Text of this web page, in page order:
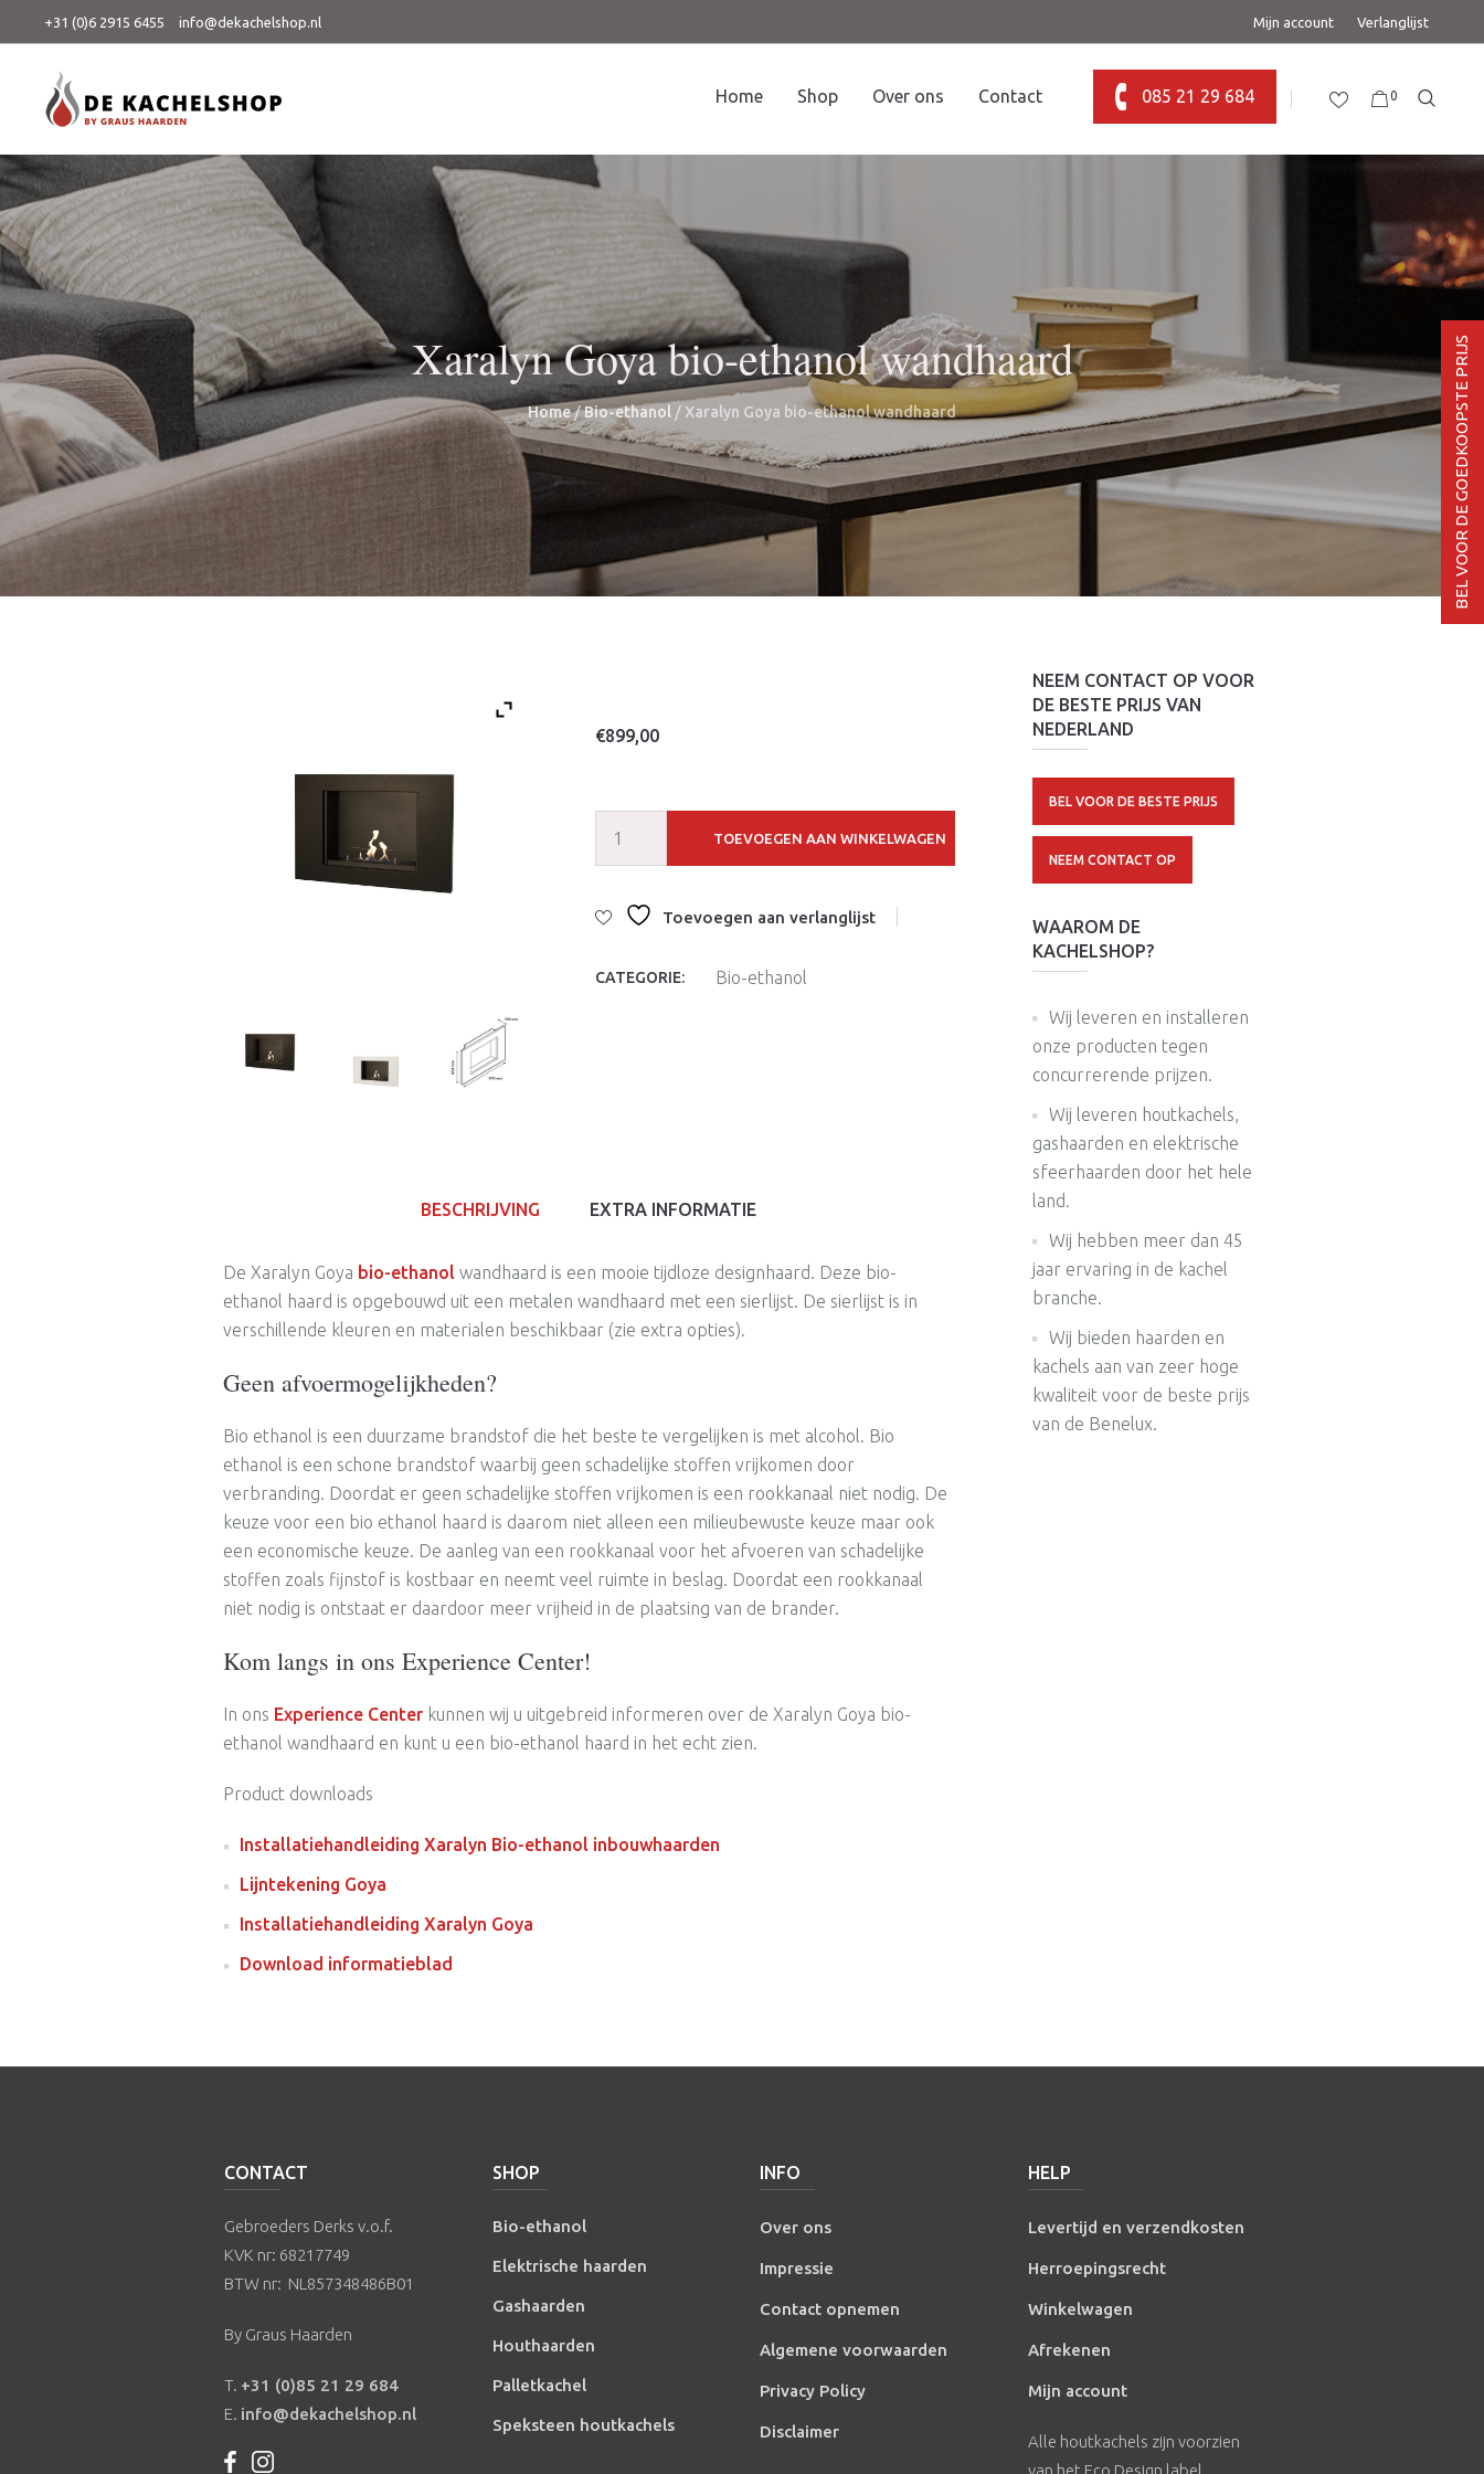
Mijn account Verlanglijst
+31 (0)6 2915 6455 info@dekachelshop.nl
0
Home Shop Over ons Contact 085 21 29 684
Xaralyn Goya bio-ethanol wandhaard
Home/Bio-ethanol / Xaralyn Goya bio-ethanol wandhaard
€899,00
TOEVOEGEN AAN WINKELWAGEN
Toevoegen aan verlanglijst
CATEGORIE: Bio-ethanol
BESCHRIJVING EXTRA INFORMATIE
De Xaralyn Goya bio-ethanol wandhaard is een mooie tijdloze designhaard. Deze bio-
ethanol haard is opgebouwd uit een metalen wandhaard met een sierlijst. De sierlijst is in
verschillende kleuren en materialen beschikbaar (zie extra opties).
Geen afvoermogelijkheden?
Bio ethanol is een duurzame brandstof die het beste te vergelijken is met alcohol. Bio
ethanol is een schone brandstof waarbij geen schadelijke stoffen vrijkomen door
verbranding. Doordat er geen schadelijke stoffen vrijkomen is een rookkanaal niet nodig. De
keuze voor een bio ethanol haard is daarom niet alleen een milieubewuste keuze maar ook
een economische keuze. De aanleg van een rookkanaal voor het afvoeren van schadelijke
stoffen zoals fijnstof is kostbaar en neemt veel ruimte in beslag. Doordat een rookkanaal
niet nodig is ontstaat er daardoor meer vrijheid in de plaatsing van de brander.
Kom langs in ons Experience Center!
In ons Experience Center kunnen wij u uitgebreid informeren over de Xaralyn Goya bio-
ethanol wandhaard en kunt u een bio-ethanol haard in het echt zien.
Product downloads
Installatiehandleiding Xaralyn Bio-ethanol inbouwhaarden
Lijntekening Goya
Installatiehandleiding Xaralyn Goya
Download informatieblad
NEEM CONTACT OP VOOR
DE BESTE PRIJS VAN
NEDERLAND
BEL VOOR DE BESTE PRIJS
NEEM CONTACT OP
WAAROM DE
KACHELSHOP?
Wij leveren en installeren
onze producten tegen
concurrerende prijzen.
Wij leveren houtkachels,
gashaarden en elektrische
sfeerhaarden door het hele
land.
Wij hebben meer dan 45
jaar ervaring in de kachel
branche.
Wij bieden haarden en
kachels aan van zeer hoge
kwaliteit voor de beste prijs
van de Benelux.
CONTACT
Gebroeders Derks v.o.f.
KVK nr: 68217749
BTW nr: NL857348486B01
By Graus Haarden
T. +31 (0)85 21 29 684
E. info@dekachelshop.nl
SHOP
Bio-ethanol
Elektrische haarden
Gashaarden
Houthaarden
Palletkachel
Speksteen houtkachels
INFO
Over ons
Impressie
Contact opnemen
Algemene voorwaarden
Privacy Policy
Disclaimer
HELP
Levertijd en verzendkosten
Herroepingsrecht
Winkelwagen
Afrekenen
Mijn account
Alle houtkachels zijn voorzien
BEL VOOR DE GOEDKOOPSTE PRIJS